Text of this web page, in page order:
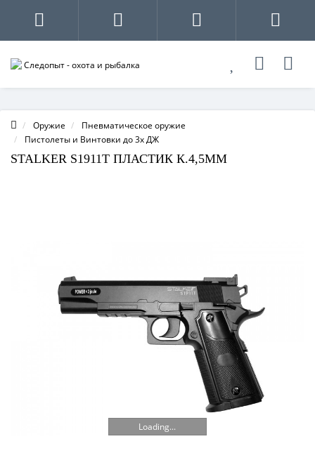
Оружие
Пневматическое оружие
Пистолеты и Винтовки до 3х ДЖ
STALKER S1911T ПЛАСТИК К.4,5ММ
Loading...